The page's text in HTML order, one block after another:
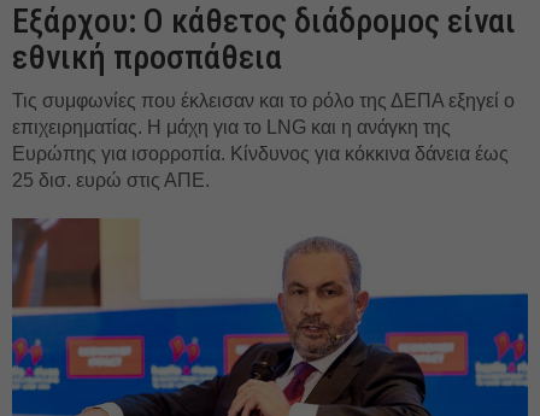
Εξάρχου: Ο κάθετος διάδρομος είναι
εθνική προσπάθεια
Τις συμφωνίες που έκλεισαν και το ρόλο της ΔΕΠΑ εξηγεί ο
επιχειρηματίας. Η μάχη για το LNG και η ανάγκη της
Ευρώπης για ισορροπία. Κίνδυνος για κόκκινα δάνεια έως
25 δισ. ευρώ στις ΑΠΕ.